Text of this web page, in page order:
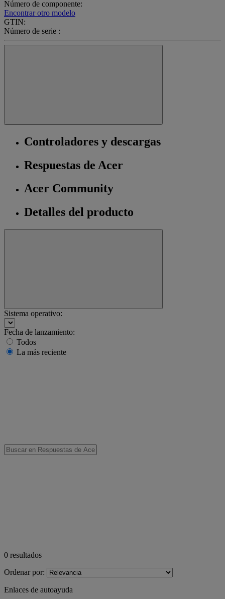
Número de componente:
Encontrar otro modelo
GTIN:
Número de serie :
Controladores y descargas
Respuestas de Acer
Acer Community
Detalles del producto
Sistema operativo:
Fecha de lanzamiento:
Todos
La más reciente
0 resultados
Ordenar por:
Enlaces de autoayuda